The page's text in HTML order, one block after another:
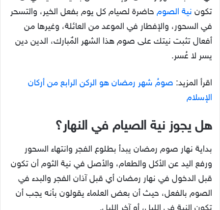
تكون نية الصوم حاضرة لصيام كل يوم بفعل الخير، والتسحر
في السحور، والإفطار في الموعد من العائلة، وغيرها من
أفعال تثبت نيتك على صوم هذا الشهر المٌبارك، الدين دين
يسر لا عُسر.
اقرأ المزيد: صومُ شهر رمضان هو الركن الرابع من أركان
الإسلام
هل يجوز نية الصيام في النهار؟
بداية نهار صوم رمضان يبدأ بطلوع الفجر وانتهاء السحور
ورفع اليد عن الأكل والطعام، والأصل في نية الثوم أن تكون
قبل الدخول في نهار رمضان أي قبل آذان الفجر والبدء في
الصوم بالفعل، حيث أن بعض العلماء يقولون بأنه يجب أن